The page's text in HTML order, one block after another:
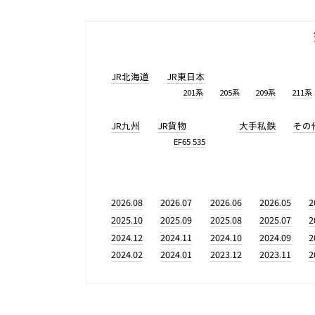
JR北海道 JR東日本
201系 205系 209系 211系
JR九州 JR貨物
EF65 535
大手私鉄 その
2026.08 2026.07 2026.06 2026.05
2025.10
2025.09 2025.08 2025.07
2024.12
2024.11 2024.10 2024.09
2024.02
2024.01 2023.12 2023.11